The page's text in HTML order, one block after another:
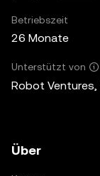
Betriebszeit
26 Monate
Unterstützt von
Robot Ventures,
Über